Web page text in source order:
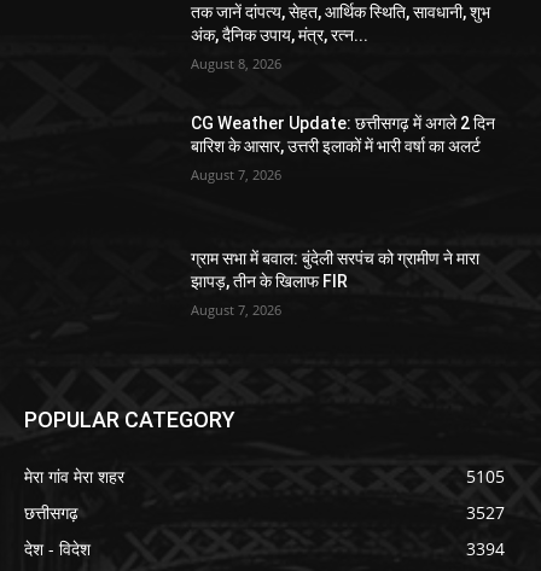
तक जानें दांपत्य, सेहत, आर्थिक स्थिति, सावधानी, शुभ
अंक, दैनिक उपाय, मंत्र, रत्न...
August 8, 2026
CG Weather Update: छत्तीसगढ़ में अगले 2 दिन
बारिश के आसार, उत्तरी इलाकों में भारी वर्षा का अलर्ट
August 7, 2026
ग्राम सभा में बवाल: बुंदेली सरपंच को ग्रामीण ने मारा
झापड़, तीन के खिलाफ FIR
August 7, 2026
POPULAR CATEGORY
मेरा गांव मेरा शहर
5105
छत्तीसगढ़
3527
देश - विदेश
3394